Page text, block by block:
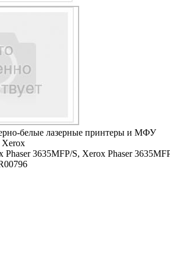
белые лазерные принтеры и МФУ
Xerox
Phaser 3635MFP/S, Xerox Phaser